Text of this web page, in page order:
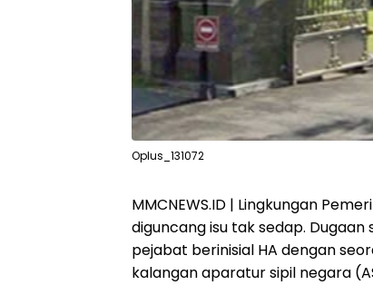
Oplus_131072
MMCNEWS.ID | Lingkungan
diguncang isu tak sedap.
pejabat berinisial HA dengan
kalangan aparatur sipil negara